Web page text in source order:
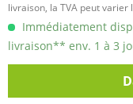
livraison, la TVA peut varier
Immédiatement
livraison** env. 1 à 3